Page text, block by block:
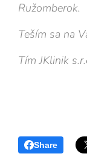
Ružomberok.
Teším sa na
Tím JKlinik
Share